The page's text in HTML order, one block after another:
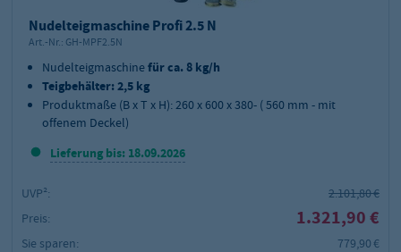
Nudelteigmaschine Profi 2.5 N
Art.-Nr.: GH-MPF2.5N
Nudelteigmaschinefür ca. 8 kg/h
Teigbehälter: 2,5 kg
Produktmaße (B x T x H): 260 x 600 x 380- ( 560 mm - mit
offenem Deckel)
Lieferung bis: 18.09.2026
UVP²:
2.101,80 €
Preis:
1.321,90 €
Sie sparen:
779,90 €